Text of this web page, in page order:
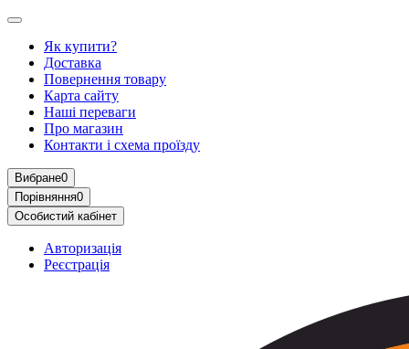
Як купити?
Доставка
Повернення товару
Карта сайту
Наші переваги
Про магазин
Контакти і схема проїзду
Вибране0
Порівняння0
Особистий кабінет
Авторизація
Реєстрація